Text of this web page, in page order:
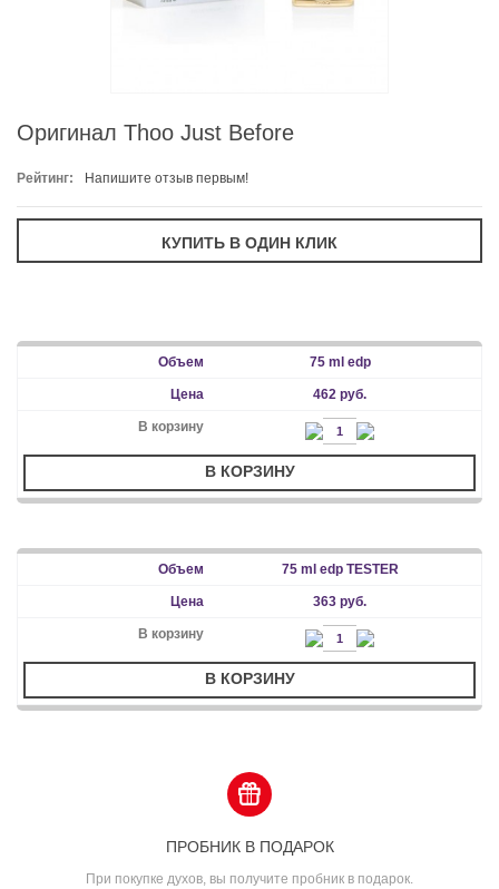
Оригинал Thoo Just Before
Рейтинг: Напишите отзыв первым!
75 ml edp
462 руб.
В КОРЗИНУ
75 ml edp TESTER
363 руб.
В КОРЗИНУ
ПРОБНИК В ПОДАРОК
При покупке духов, вы получите пробник в подарок.